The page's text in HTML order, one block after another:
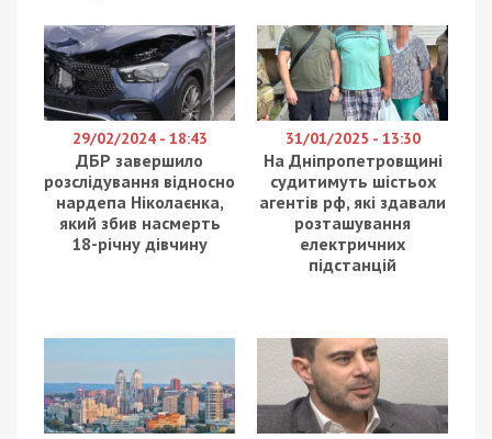
29/02/2024 - 18:43
ДБР завершило
розслідування відносно
нардепа Ніколаєнка,
який збив насмерть
18-річну дівчину
31/01/2025 - 13:30
На Дніпропетровщині
судитимуть шістьох
агентів рф, які здавали
розташування
електричних
підстанцій